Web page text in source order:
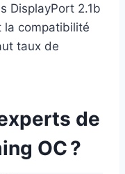
DisplayPort 2.1b
la compatibilité
taux de
de
OC ?